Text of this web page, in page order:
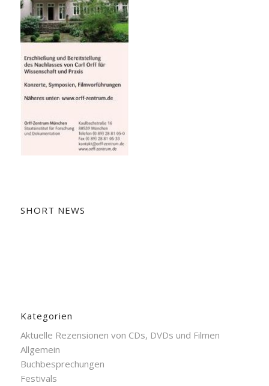
SHORT NEWS
Kategorien
Aktuelle Rezensionen von CDs, DVDs und Filmen
Allgemein
Buchbesprechungen
Festivals